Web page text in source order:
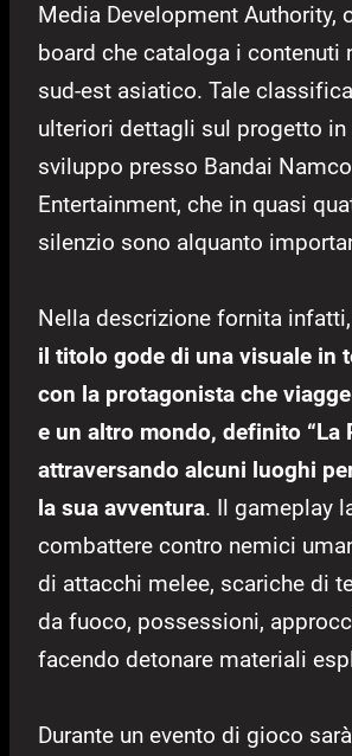
Media Development Authority,
board che cataloga i contenuti
sud-est asiatico. Tale
ulteriori dettagli sul progetto in
sviluppo presso Bandai
Entertainment, che in quasi
silenzio sono alquanto
Nella descrizione fornita
il titolo gode di una visuale in
con la protagonista che
e un altro mondo, definito “La
attraversando alcuni luoghi
la sua avventura. Il gameplay
combattere contro nemici
di attacchi melee, scariche di
da fuoco, possessioni,
facendo detonare materiali
Durante un evento di gioco